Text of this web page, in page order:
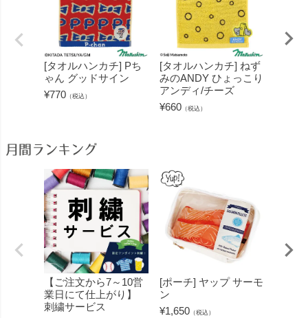
[タオルハンカチ] Pち
ゃん グッドサイン
¥770 （税込）
[タオルハンカチ] ねず
みのANDY ひょっこり
アンディ/チーズ
¥660 （税込）
月間ランキング
【ご注文から7～10営
業日にて仕上がり】
刺繍サービス
[ポーチ] ヤップ サーモ
ン
¥1,650 （税込）